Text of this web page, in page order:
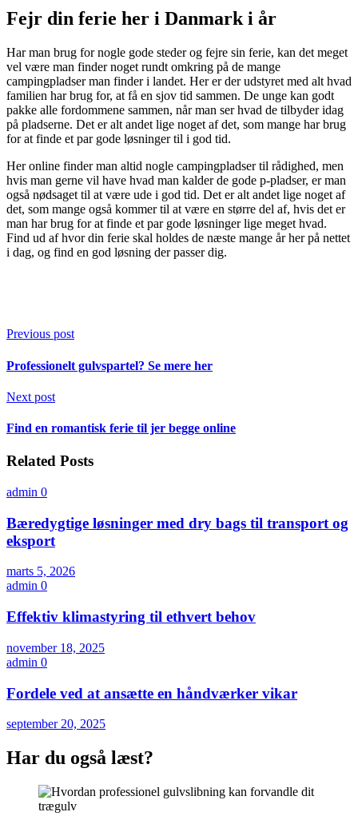
Fejr din ferie her i Danmark i år
Har man brug for nogle gode steder og fejre sin ferie, kan det meget
vel være man finder noget rundt omkring på de mange
campingpladser man finder i landet. Her er der udstyret med alt hvad
familien har brug for, at få en sjov tid sammen. De unge kan godt
pakke alle fordommene sammen, når man ser hvad de tilbyder idag
på pladserne. Det er alt andet lige noget af det, som mange har brug
for at finde et par gode løsninger til i god tid.
Her online finder man altid nogle campingpladser til rådighed, men
hvis man gerne vil have hvad man kalder de gode p-pladser, er man
også nødsaget til at være ude i god tid. Det er alt andet lige noget af
det, som mange også kommer til at være en større del af, hvis det er
man har brug for at finde et par gode løsninger lige meget hvad.
Find ud af hvor din ferie skal holdes de næste mange år her på nettet
i dag, og find en god løsning der passer dig.
Previous post
Professionelt gulvspartel? Se mere her
Next post
Find en romantisk ferie til jer begge online
Related Posts
admin 0
Bæredygtige løsninger med dry bags til transport og
eksport
marts 5, 2026
admin 0
Effektiv klimastyring til ethvert behov
november 18, 2025
admin 0
Fordele ved at ansætte en håndværker vikar
september 20, 2025
Har du også læst?